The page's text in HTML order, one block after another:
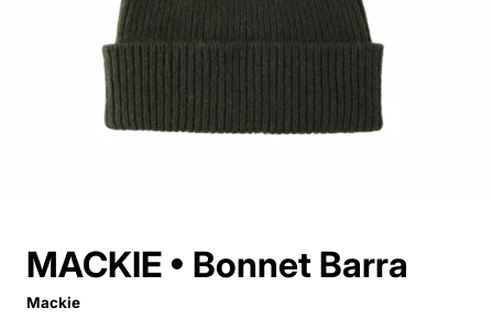
MACKIE • Bonnet Barra
Mackie